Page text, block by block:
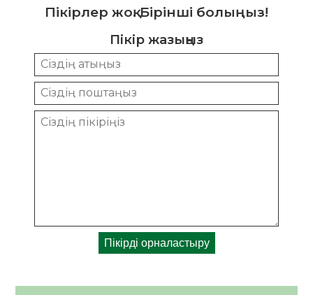
Пікірлер жоқ. Бірінші болыңыз!
Пікір жазыңыз